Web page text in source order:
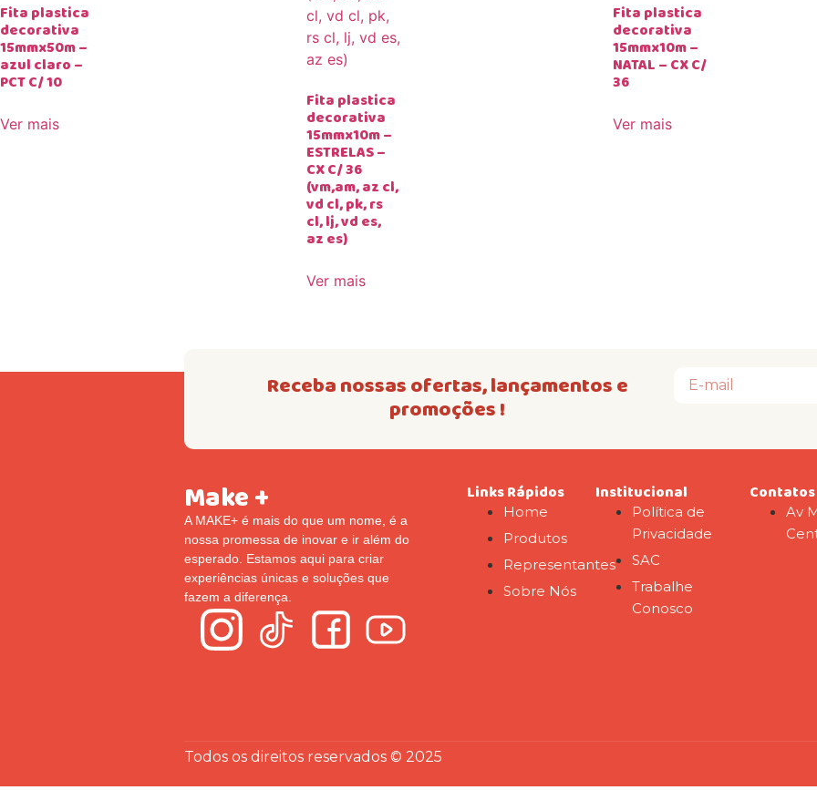
Fita plastica
decorativa
15mmx50m –
azul claro –
PCT C/ 10
Ver mais
Fita plastica
decorativa
15mmx10m –
ESTRELAS –
CX C/ 36
(vm,am, az cl,
vd cl, pk, rs
cl, lj, vd es,
az es)
Ver mais
Fita plastica
decorativa
15mmx10m –
NATAL – CX C/
36
Ver mais
Receba nossas ofertas, lançamentos e
promoções !
Make +
A MAKE+ é mais do que um nome, é a
nossa promessa de inovar e ir além do
esperado. Estamos aqui para criar
experiências únicas e soluções que
fazem a diferença.
Links Rápidos
Home
Produtos
Representantes
Sobre Nós
Institucional
Política de
Privacidade
SAC
Trabalhe
Conosco
Contatos
Av
Todos os direitos reservados © 2025